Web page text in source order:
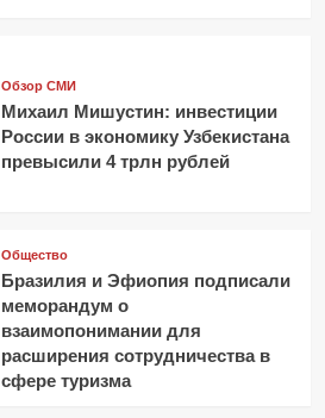
Обзор СМИ
Михаил Мишустин: инвестиции
России в экономику Узбекистана
превысили 4 трлн рублей
Общество
Бразилия и Эфиопия подписали
меморандум о
взаимопонимании для
расширения сотрудничества в
сфере туризма